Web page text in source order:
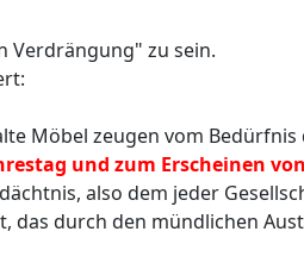
Verdrängung" zu sein.
Möbel zeugen vom
und zum Erscheinen
also dem jeder
durch den mündlichen